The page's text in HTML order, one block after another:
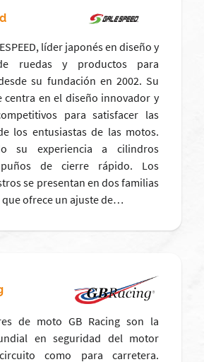
líder japonés en diseño y
ruedas y productos para
su fundación en 2002. Su
centra en el diseño innovador y
para satisfacer las
los entusiastas de las motos.
su experiencia a cilindros
de cierre rápido. Los
se presentan en dos familias
que ofrece un ajuste de…
de moto GB Racing son la
en seguridad del motor
como para carretera.